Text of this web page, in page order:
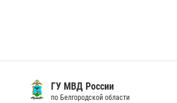
ГУ МВД России
по Белгородской области